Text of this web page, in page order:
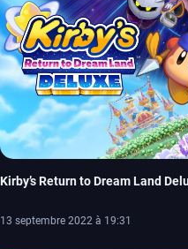
Kirby’s Return to Dream Land
13 septembre 2022 à 19:31